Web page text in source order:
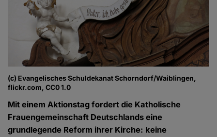
(c) Evangelisches Schuldekanat Schorndorf/Waiblingen,
flickr.com, CC0 1.0
Mit einem Aktionstag fordert die Katholische
Frauengemeinschaft Deutschlands eine
grundlegende Reform ihrer Kirche: keine